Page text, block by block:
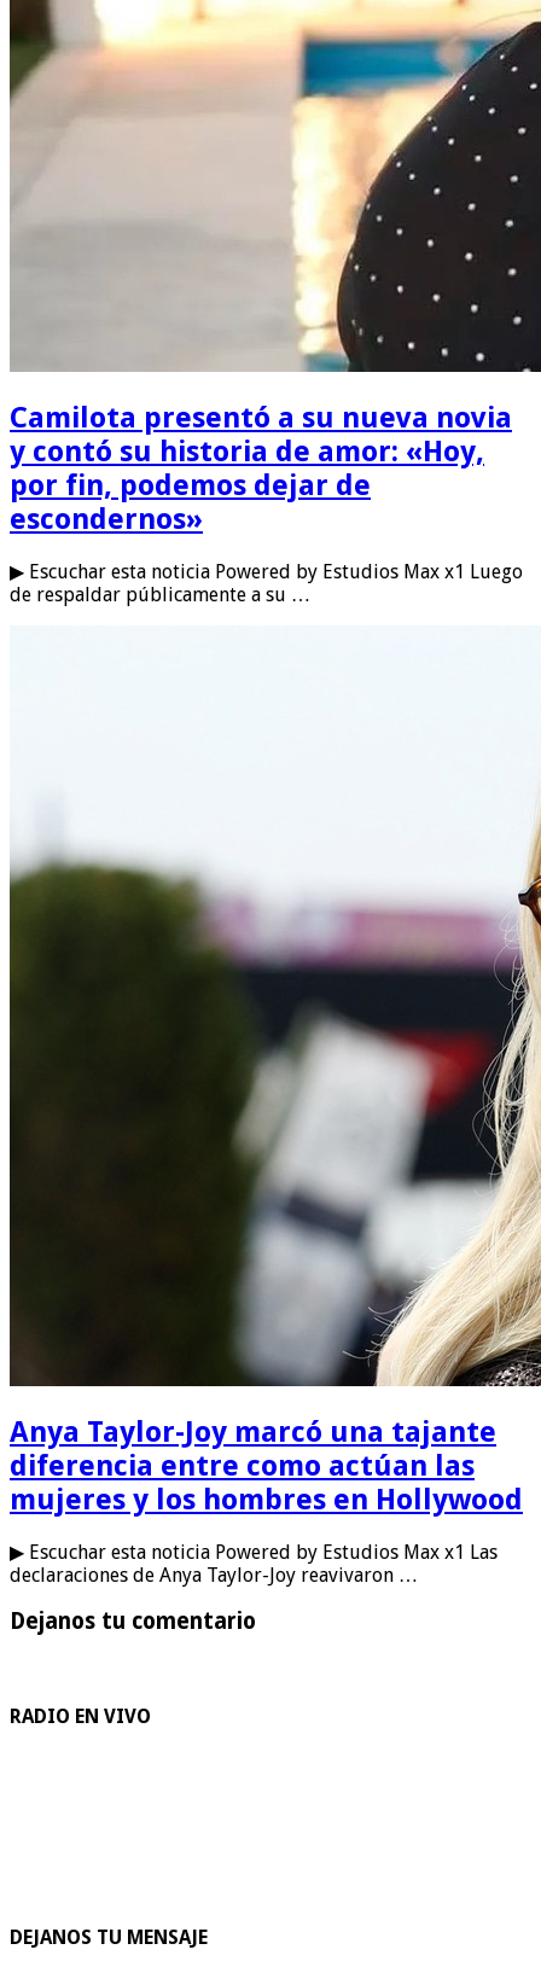
Camilota presentó a su nueva novia
y contó su historia de amor: «Hoy,
por fin, podemos dejar de
escondernos»
▶ Escuchar esta noticia Powered by Estudios Max x1 Luego
de respaldar públicamente a su …
Anya Taylor-Joy marcó una tajante
diferencia entre como actúan las
mujeres y los hombres en Hollywood
▶ Escuchar esta noticia Powered by Estudios Max x1 Las
declaraciones de Anya Taylor-Joy reavivaron …
Dejanos tu comentario
RADIO EN VIVO
DEJANOS TU MENSAJE